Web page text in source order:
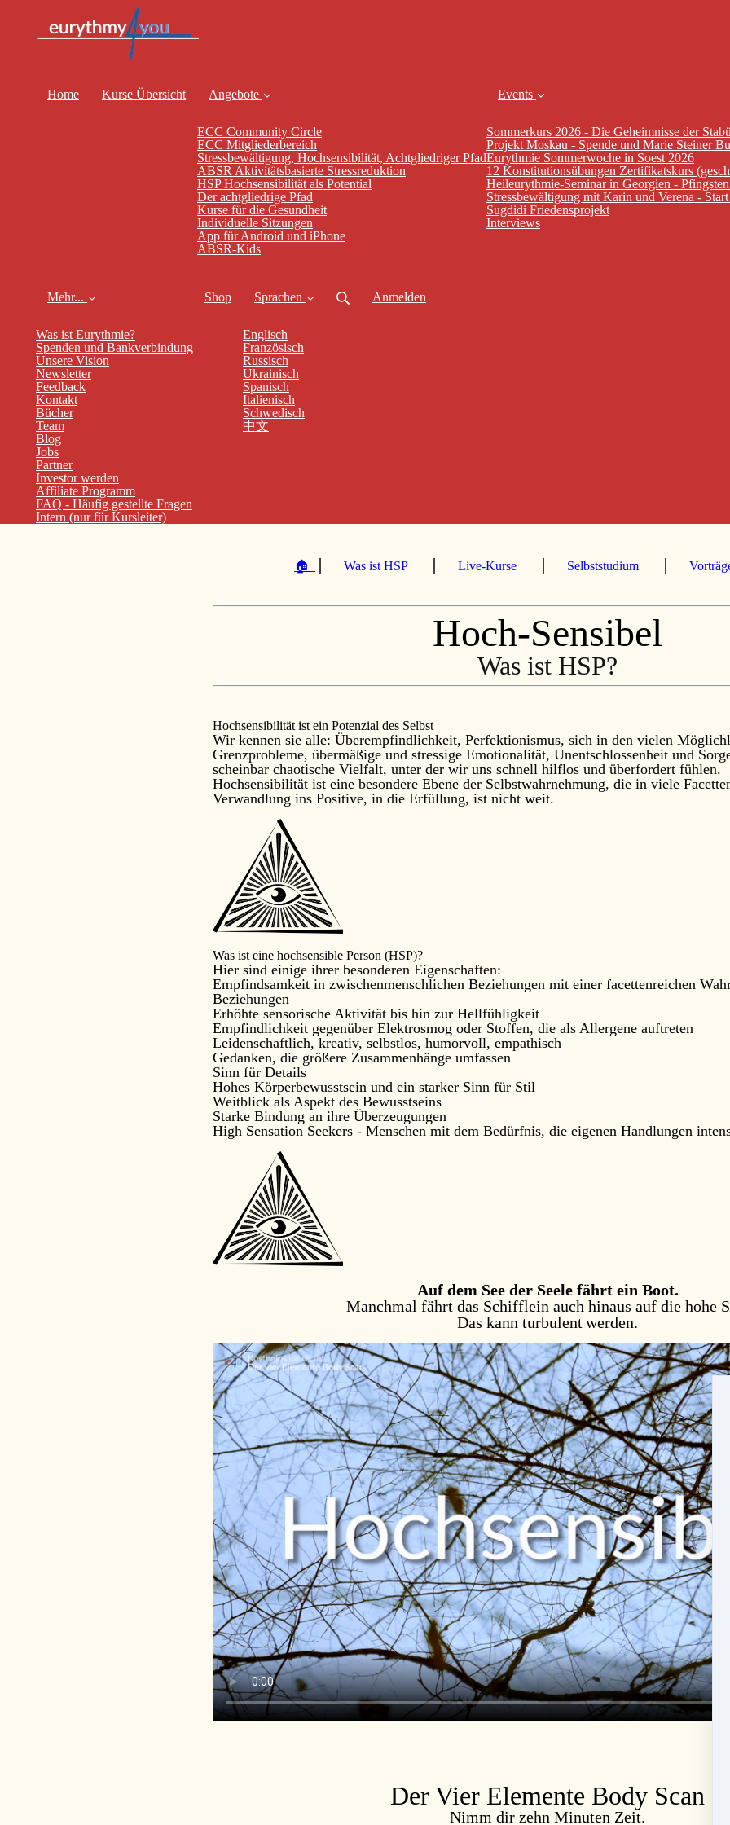
Home Kurse Übersicht Angebote
ECC Community Circle
ECC Mitgliederbereich
Stressbewältigung, Hochsensibilität, Achtgliedriger Pfad
ABSR Aktivitätsbasierte Stressreduktion
HSP Hochsensibilität als Potential
Der achtgliedrige Pfad
Kurse für die Gesundheit
Individuelle Sitzungen
App für Android und iPhone
ABSR-Kids
Events
Sommerkurs 2026 - Die Geheimnisse der
Projekt Moskau - Spende und Marie Steiner
Eurythmie Sommerwoche in Soest 2026
12 Konstitutionsübungen Zertifikatskurs
Heileurythmie-Seminar in Georgien -
Stressbewältigung mit Karin und Verena -
Sugdidi Friedensprojekt
Interviews
Mehr...
Was ist Eurythmie?
Spenden und Bankverbindung
Unsere Vision
Newsletter
Feedback
Kontakt
Bücher
Team
Blog
Jobs
Partner
Investor werden
Affiliate Programm
FAQ - Häufig gestellte Fragen
Intern (nur für Kursleiter)
Shop Sprachen
Englisch
Französisch
Russisch
Ukrainisch
Spanisch
Italienisch
Schwedisch
中文
Anmelden
🏠 Was ist HSP Live-Kurse Selbststudium
Hoch­-Sensi­bel
Was ist HSP?
Hochsensibilität ist ein Potenzial des Selbst
Wir kennen sie alle: Überempfindlichkeit, Perfektionismus, sich in den vielen
Grenzprobleme, übermäßige und stressige Emotionalität, Unentschlossenheit und
scheinbar chaotische Vielfalt, unter der wir uns schnell hilflos und überfordert fühlen.
Hochsensibilität ist eine besondere Ebene der Selbstwahrnehmung, die in viele
Verwandlung ins Positive, in die Erfüllung, ist nicht weit.
Was ist eine hochsensible Person (HSP)?
Hier sind einige ihrer besonderen Eigenschaften:
Empfindsamkeit in zwischenmenschlichen Beziehungen mit einer facettenreichen
Beziehungen
Erhöhte sensorische Aktivität bis hin zur Hellfühligkeit
Empfindlichkeit gegenüber Elektrosmog oder Stoffen, die als Allergene auftreten
Leidenschaftlich, kreativ, selbstlos, humorvoll, empathisch
Gedanken, die größere Zusammenhänge umfassen
Sinn für Details
Hohes Körperbewusstsein und ein starker Sinn für Stil
Weitblick als Aspekt des Bewusstseins
Starke Bindung an ihre Überzeugungen
High Sensation Seekers - Menschen mit dem Bedürfnis, die eigenen Handlungen
Auf dem See der Seele fährt ein Boot.
Manchmal fährt das Schifflein auch hinaus auf die hohe
Das kann turbulent werden.
Der Vier Elemente Body Scan
Nimm dir zehn Minuten Zeit.